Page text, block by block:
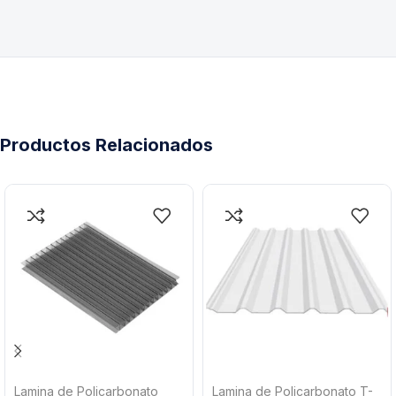
Productos Relacionados
Lamina de Policarbonato
Lamina de Policarbonato T-